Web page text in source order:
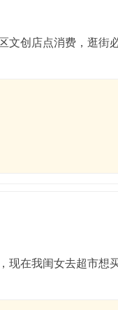
创店点消费，逛街必
在我闺女去超市想